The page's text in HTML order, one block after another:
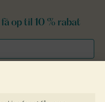
op til 10 % rabat